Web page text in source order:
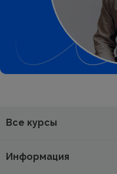
Все курсы
Информация